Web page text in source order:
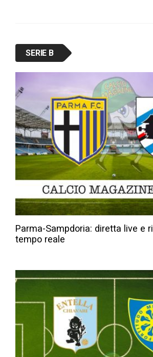
SERIE B
Parma-Sampdoria: diretta live e
tempo reale